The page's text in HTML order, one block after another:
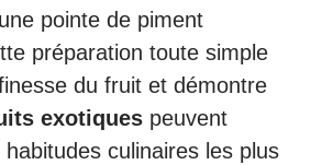
pointe de piment
préparation toute simple
du fruit et démontre
exotiques peuvent
culinaires les plus